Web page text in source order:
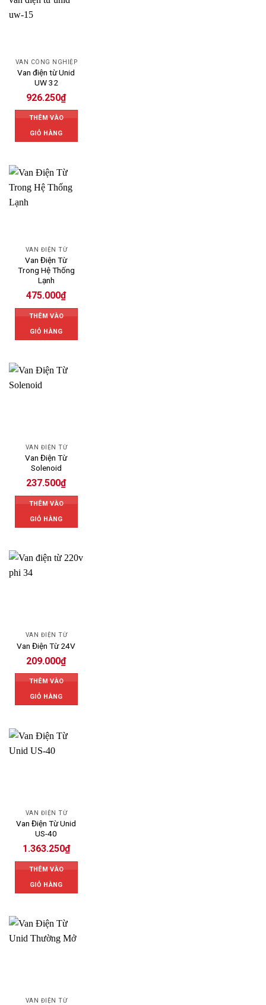
VAN CÔNG NGHIỆP
Van điện từ Unid
UW 32
926.250₫
THÊM VÀO
GIỎ HÀNG
VAN ĐIỆN TỪ
Van Điện Từ
Trong Hệ Thống
Lạnh
475.000₫
THÊM VÀO
GIỎ HÀNG
VAN ĐIỆN TỪ
Van Điện Từ
Solenoid
237.500₫
THÊM VÀO
GIỎ HÀNG
VAN ĐIỆN TỪ
Van Điện Từ 24V
209.000₫
THÊM VÀO
GIỎ HÀNG
VAN ĐIỆN TỪ
Van Điện Từ Unid
US-40
1.363.250₫
THÊM VÀO
GIỎ HÀNG
VAN ĐIỆN TỪ